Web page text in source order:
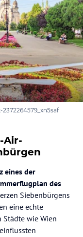
Air-
eines der
des
Siebenbürgens
eine echte
wie Wien